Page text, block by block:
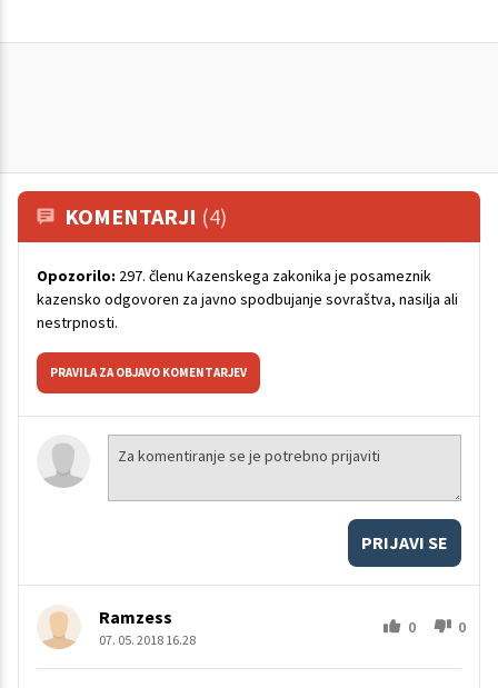
KOMENTARJI (4)
Opozorilo: 297. členu Kazenskega zakonika je posameznik
kazensko odgovoren za javno spodbujanje sovraštva, nasilja ali
nestrpnosti.
PRAVILA ZA OBJAVO KOMENTARJEV
PRIJAVI SE
Ramzess
07. 05. 2018 16.28
0 0